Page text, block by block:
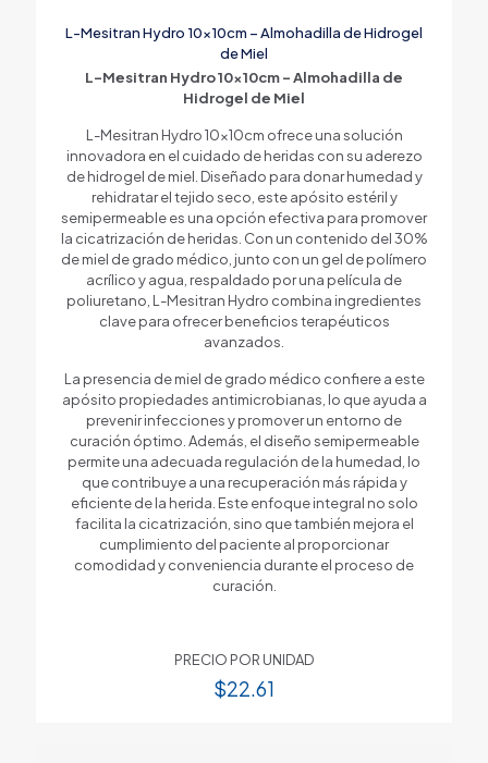
L-Mesitran Hydro 10x10cm – Almohadilla de Hidrogel
de Miel
L-Mesitran Hydro 10x10cm – Almohadilla de
Hidrogel de Miel
L-Mesitran Hydro 10x10cm ofrece una solución
innovadora en el cuidado de heridas con su aderezo
de hidrogel de miel. Diseñado para donar humedad y
rehidratar el tejido seco, este apósito estéril y
semipermeable es una opción efectiva para promover
la cicatrización de heridas. Con un contenido del 30%
de miel de grado médico, junto con un gel de polímero
acrílico y agua, respaldado por una película de
poliuretano, L-Mesitran Hydro combina ingredientes
clave para ofrecer beneficios terapéuticos
avanzados.
La presencia de miel de grado médico confiere a este
apósito propiedades antimicrobianas, lo que ayuda a
prevenir infecciones y promover un entorno de
curación óptimo. Además, el diseño semipermeable
permite una adecuada regulación de la humedad, lo
que contribuye a una recuperación más rápida y
eficiente de la herida. Este enfoque integral no solo
facilita la cicatrización, sino que también mejora el
cumplimiento del paciente al proporcionar
comodidad y conveniencia durante el proceso de
curación.
PRECIO POR UNIDAD
$22.61